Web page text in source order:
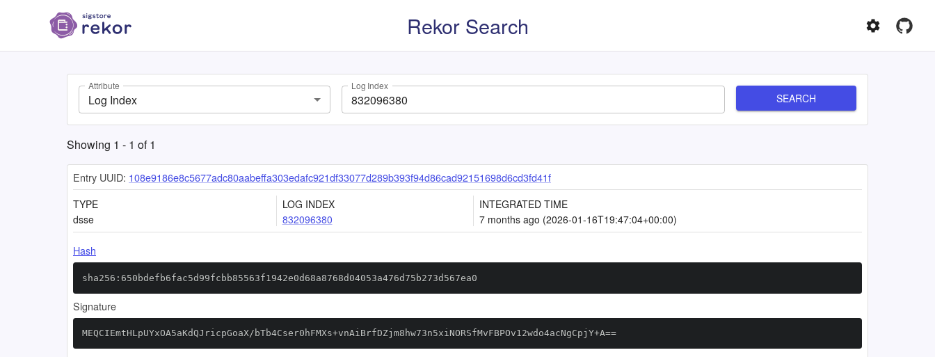
Rekor Search
Attribute
Log Index
Log Index
SEARCH
Showing 1 - 1 of1
Entry UUID: 108e9186e8c5677adc80aabeffa303edafc921df33077d289b393f94d86cad92151698d6cd3fd41f
TYPE
dsse
LOG INDEX
832096380
INTEGRATED TIME
7 months ago (2026-01-16T19:47:04+00:00)
Hash
sha256:650bdefb6fac5d99fcbb85563f1942e0d68a8768d04053a476d75b273d567ea0
Signature
MEQCIEmtHLpUYxOA5aKdQJricpGoaX/bTb4Cser0hFMXs+vnAiBrfDZjm8hw73n5xiNORSfMvFBPOv12wdo4acNgCpjY+A==